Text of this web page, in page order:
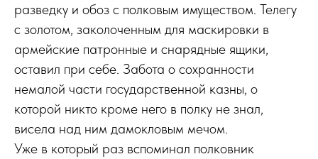
разведку и обоз с полковым имуществом. Телегу
с золотом, заколоченным для маскировки в
армейские патронные и снарядные ящики,
оставил при себе. Забота о сохранности
немалой части государственной казны, о
которой никто кроме него в полку не знал,
висела над ним дамокловым мечом.
Уже в который раз вспоминал полковник